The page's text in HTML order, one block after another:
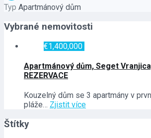
Typ Apartmánový dům
Vybrané nemovitosti
€1,400,000
Apartmánový dům, Seget
REZERVACE
Kouzelný dům se 3 apartmány v
pláže… Zjistit více
Štítky